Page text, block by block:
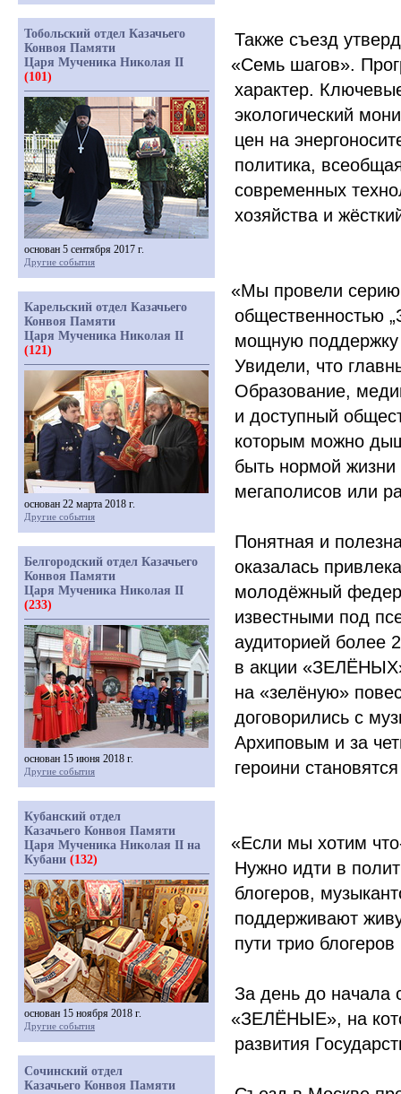
Также съезд
«Семь шагов».
характер.
экологический
цен на
политика,
современных
хозяйства и
«Мы провели
общественностью
мощную поддержку
Увидели, что
Образование,
и доступный
которым можно
быть нормой
мегаполисов или
Понятная и
оказалась
молодёжный
известными под
аудиторией более
в акции «ЗЕЛЁНЫХ
на «зелёную»
договорились с
Архиповым и за
героини
«Если мы хотим
Нужно идти в
блогеров,
поддерживают
пути трио
За день до начала
«ЗЕЛЁНЫЕ», на
развития
Тобольский отдел Казачьего
Конвоя Памяти
Царя Мученика Николая II
(101)
основан 5 сентября 2017 г.
Другие события
Карельский отдел Казачьего
Конвоя Памяти
Царя Мученика Николая II
(121)
основан 22 марта 2018 г.
Другие события
Белгородский отдел Казачьего
Конвоя Памяти
Царя Мученика Николая II
(233)
основан 15 июня 2018 г.
Другие события
Кубанский отдел
Казачьего Конвоя Памяти
Царя Мученика Николая II на
Кубани (132)
основан 15 ноября 2018 г.
Другие события
Сочинский отдел
Казачьего Конвоя Памяти